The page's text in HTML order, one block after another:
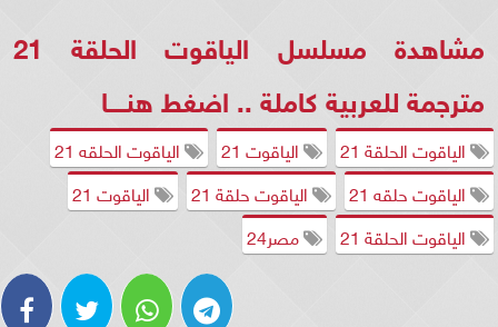
مشاهدة مسلسل الياقوت الحلقة 21
مترجمة للعربية كاملة .. اضغطهنــــا
الياقوت الحلقة 21 الياقوت 21
الياقوت الحلقه 21
الياقوت حلقه 21
الياقوت حلقة 21
الياقوت 21
الياقوت الحلقة 21
مصر24